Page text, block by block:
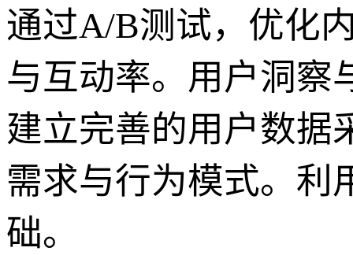
通过A/B测试，优化
与互动率。用户洞察
建立完善的用户数据
需求与行为模式。利
础。